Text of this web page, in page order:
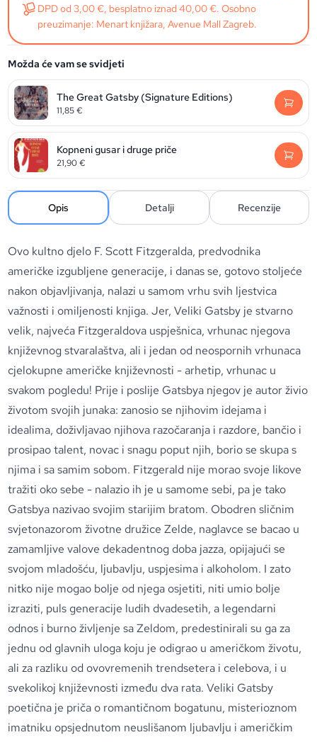
DPD od 3,00 €, besplatno iznad 40,00 €. Osobno
preuzimanje: Menart knjižara, Avenue Mall Zagreb.
Možda će vam se svidjeti
The Great Gatsby (Signature Editions)
11,85€
Kopneni gusar i druge priče
21,90€
Opis Detalji Recenzije
Ovo kultno djelo F. Scott Fitzgeralda, predvodnika
američke izgubljene generacije, i danas se, gotovo stoljeće
nakon objavljivanja, nalazi u samom vrhu svih ljestvica
važnosti i omiljenosti knjiga. Jer, Veliki Gatsby je stvarno
velik, najveća Fitzgeraldova uspješnica, vrhunac njegova
književnog stvaralaštva, ali i jedan od neospornih vrhunaca
cjelokupne američke književnosti - arhetip, vrhunac u
svakom pogledu! Prije i poslije Gatsbya njegov je autor živio
životom svojih junaka: zanosio se njihovim idejama i
idealima, doživljavao njihova razočaranja i razdore, bančio i
prosipao talent, novac i snagu poput njih, borio se skupa s
njima i sa samim sobom. Fitzgerald nije morao svoje likove
tražiti oko sebe - nalazio ih je u samome sebi, pa je tako
Gatsbya nazivao svojim starijim bratom. Obodren sličnim
svjetonazorom životne družice Zelde, naglavce se bacao u
zamamljive valove dekadentnog doba jazza, opijajući se
svojom mladošću, ljubavlju, uspjesima i alkoholom. I zato
nitko nije mogao bolje od njega osjetiti, niti umio bolje
izraziti, puls generacije ludih dvadesetih, a legendarni
odnos i burno življenje sa Zeldom, predestinirali su ga za
jednu od glavnih uloga koju je odigrao u američkom životu,
ali za razliku od ovovremenih trendsetera i celebova, i u
svekolikoj književnosti između dva rata. Veliki Gatsby
poetična je priča o romantičnom bogatunu, misterioznom
imatniku opsjednutom neuslišanom ljubavlju i američkim